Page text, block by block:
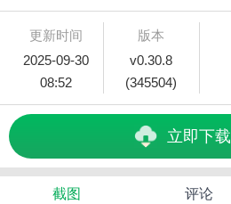
更新时间
2025-09-30
08:52
版本
v0.30.8
(345504)
立即下载
截图 评论